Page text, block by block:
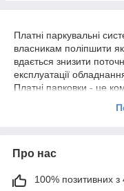
Платні паркувальні
власникам поліпшити
вдається знизити
експлуатації
Платні парковки - це
(персонал , постійні
вони будуть - ручним
вивіскою повідомляє
Про нас
100% позитивних з